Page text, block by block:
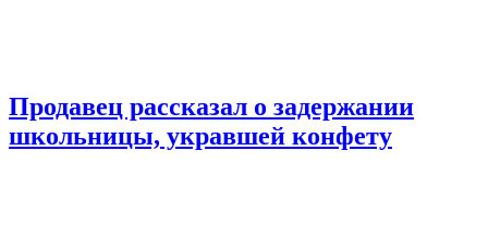
Продавец рассказал о задержании
школьницы, укравшей конфету